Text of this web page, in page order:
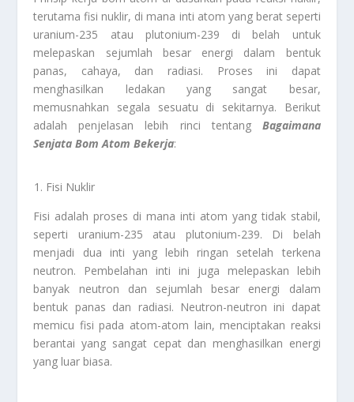
terutama fisi nuklir, di mana inti atom yang berat seperti
uranium-235 atau plutonium-239 di belah untuk
melepaskan sejumlah besar energi dalam bentuk
panas, cahaya, dan radiasi. Proses ini dapat
menghasilkan ledakan yang sangat besar,
memusnahkan segala sesuatu di sekitarnya. Berikut
adalah penjelasan lebih rinci tentang Bagaimana
Senjata Bom Atom Bekerja:
Fisi Nuklir
Fisi adalah proses di mana inti atom yang tidak stabil,
seperti uranium-235 atau plutonium-239. Di belah
menjadi dua inti yang lebih ringan setelah terkena
neutron. Pembelahan inti ini juga melepaskan lebih
banyak neutron dan sejumlah besar energi dalam
bentuk panas dan radiasi. Neutron-neutron ini dapat
memicu fisi pada atom-atom lain, menciptakan reaksi
berantai yang sangat cepat dan menghasilkan energi
yang luar biasa.